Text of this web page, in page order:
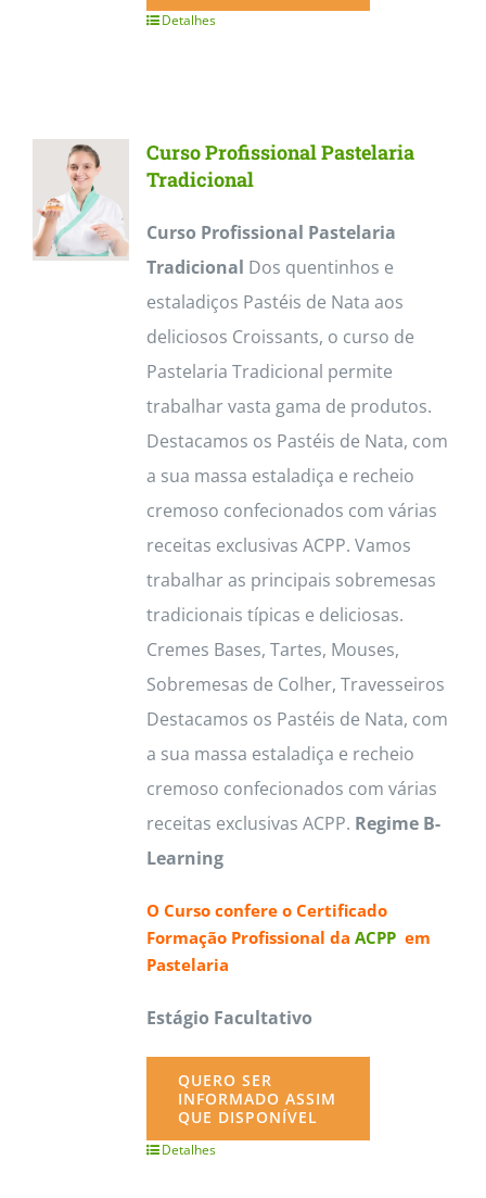
Detalhes
Curso Profissional Pastelaria
Tradicional
Curso Profissional Pastelaria
Tradicional Dos quentinhos e
estaladiços Pastéis de Nata aos
deliciosos Croissants, o curso de
Pastelaria Tradicional permite
trabalhar vasta gama de produtos.
Destacamos os Pastéis de Nata, com
a sua massa estaladiça e recheio
cremoso confecionados com várias
receitas exclusivas ACPP. Vamos
trabalhar as principais sobremesas
tradicionais típicas e deliciosas.
Cremes Bases, Tartes, Mouses,
Sobremesas de Colher, Travesseiros
Destacamos os Pastéis de Nata, com
a sua massa estaladiça e recheio
cremoso confecionados com várias
receitas exclusivas ACPP. Regime B-
Learning
O Curso confere o Certificado
Formação Profissional da ACPPem
Pastelaria
Estágio Facultativo
QUERO SER
INFORMADO ASSIM
QUE DISPONÍVEL
Detalhes